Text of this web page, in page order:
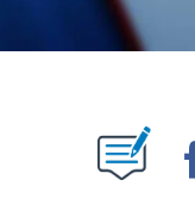
ABOUT NEW PAGES ON "".